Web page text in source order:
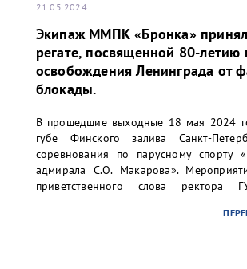
21.05.2024
Экипаж ММПК «Бронка» принял
регате, посвященной 80-летию
освобождения Ленинграда от
блокады.
В прошедшие выходные 18 мая 2024
губе Финского залива Санкт-
соревнования по парусному спорту
адмирала С.О. Макарова».
приветственного слова ректора
Олеговича. Торжественное открытие